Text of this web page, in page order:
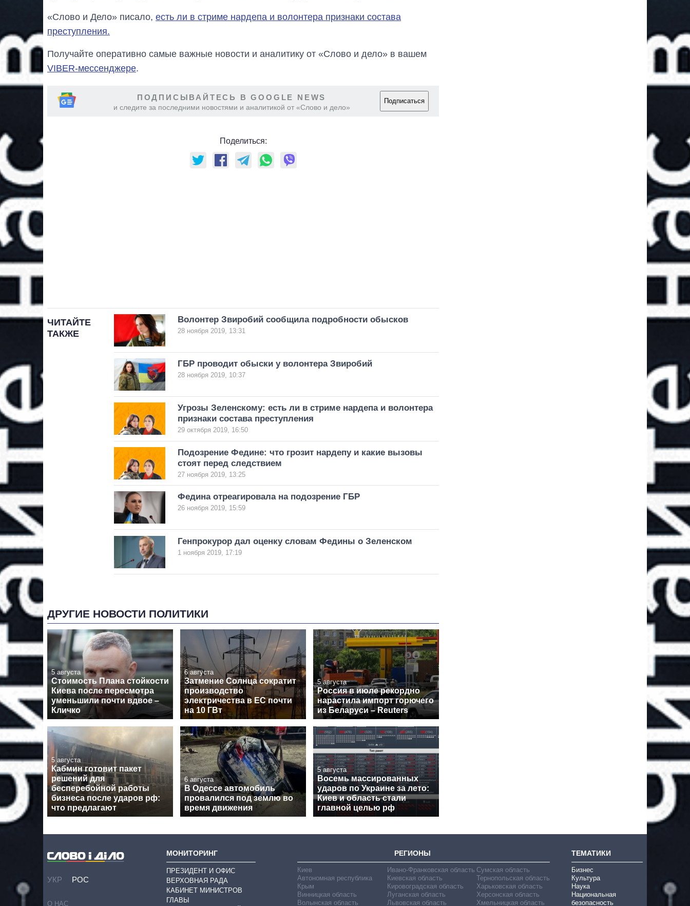
«Слово и Дело» писало, есть ли в стриме нардепа и волонтера признаки состава
преступления.
Получайте оперативно самые важные новости и аналитику от «Слово и дело» в вашем
VIBER-мессенджере.
ПОДПИСЫВАЙТЕСЬ В GOOGLE NEWS
и следите за последними новостями и аналитикой от «Слово и дело»
Подписаться
Поделиться:
ЧИТАЙТЕ
ТАКЖЕ
Волонтер Звиробий сообщила подробности обысков
28 ноября 2019, 13:31
ГБР проводит обыски у волонтера Звиробий
28 ноября 2019, 10:37
Угрозы Зеленскому: есть ли в стриме нардепа и волонтера
признаки состава преступления
29 октября 2019, 16:50
Подозрение Федине: что грозит нардепу и какие вызовы
стоят перед следствием
27 ноября 2019, 13:25
Федина отреагировала на подозрение ГБР
26 ноября 2019, 15:59
Генпрокурор дал оценку словам Федины о Зеленском
1 ноября 2019, 17:19
ДРУГИЕ НОВОСТИ ПОЛИТИКИ
5 августа
Стоимость Плана стойкости
Киева после пересмотра
уменьшили почти вдвое –
Кличко
6 августа
Затмение Солнца сократит
производство
электричества в ЕС почти
на 10 ГВт
5 августа
Россия в июле рекордно
нарастила импорт горючего
из Беларуси – Reuters
5 августа
Кабмин готовит пакет
решений для
бесперебойной работы
бизнеса после ударов рф:
что предлагают
6 августа
В Одессе автомобиль
провалился под землю во
время движения
5 августа
Восемь массированных
ударов по Украине за лето:
Киев и область стали
главной целью рф
УКР РОС
О НАС
МОНИТОРИНГ
ПРЕЗИДЕНТ И ОФИС
ВЕРХОВНАЯ РАДА
КАБИНЕТ МИНИСТРОВ
ГЛАВЫ
РЕГИОНЫ
Киев
Автономная республика
Крым
Винницкая область
Волынская область
Ивано-Франковская область
Киевская область
Кировоградская область
Луганская область
Львовская область
Сумская область
Тернопольская область
Харьковская область
Херсонская область
Хмельницкая область
ТЕМАТИКИ
Бизнес
Культура
Наука
Национальная
безопасность